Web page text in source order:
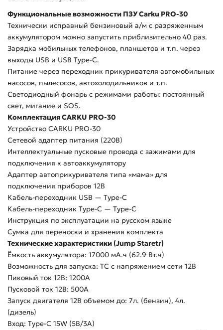
Функциональные возможности ПЗУ Carku PRO-30
Технически исправный бензиновый а/м с разряженным
аккумулятором можно запустить приблизительно 40 раз.
Зарядка мобильных телефонов, планшетов и т.п. через
выходы USB и USB Type-C.
Питание через переходник прикуривателя автомобильных
насосов, пылесосов, автохолодильников и т.п.
Светодиодный фонарь с режимами работы: постоянный
свет, мигание и SOS.
Комплектация CARKU PRO-30
Устройство CARKU PRO-30
Сетевой адаптер питания (220В)
Интеллектуальные пусковые провода с зажимами для
подключения к автоаккумулятору
Адаптер автоприкуривателя типа «мама» для
подключения приборов 12В
Кабель-переходник USB — Type-C
Кабель-переходник Type-C — Type-C
Инструкция по эксплуатации на русском языке
Сумка для переноски и хранения комплекта
Технические характеристики (Jump Staretr)
Ёмкость аккумулятора: 17000 мА.ч (62.9 Вт.ч)
Возможность для запуска: ТС с напряжением сети 12В
Пиковый ток 12В: 1200А
Пусковой ток 12В: 500А
Запуск двигателя 12В объемом до: 7л. (бензин), 4л.
(дизель)
Вход: Type-C 15W (5В/3А)